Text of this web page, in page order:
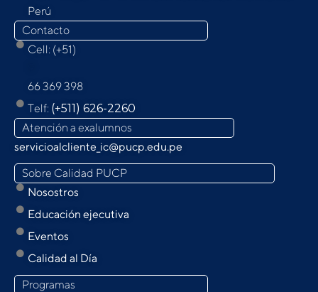
Perú
Contacto
Cell: (+51)
66 369 398
Telf: (+511) 626-2260
Atención a exalumnos
servicioalcliente_ic@pucp.edu.pe
Sobre Calidad PUCP
Nosostros
Educación ejecutiva
Eventos
Calidad al Día
Programas